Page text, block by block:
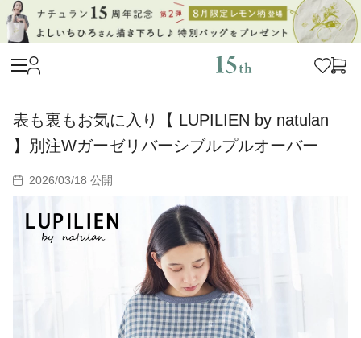
表も裏もお気に入り【 LUPILIEN by natulan
】別注Wガーゼリバーシブルプルオーバー
2026/03/18 公開